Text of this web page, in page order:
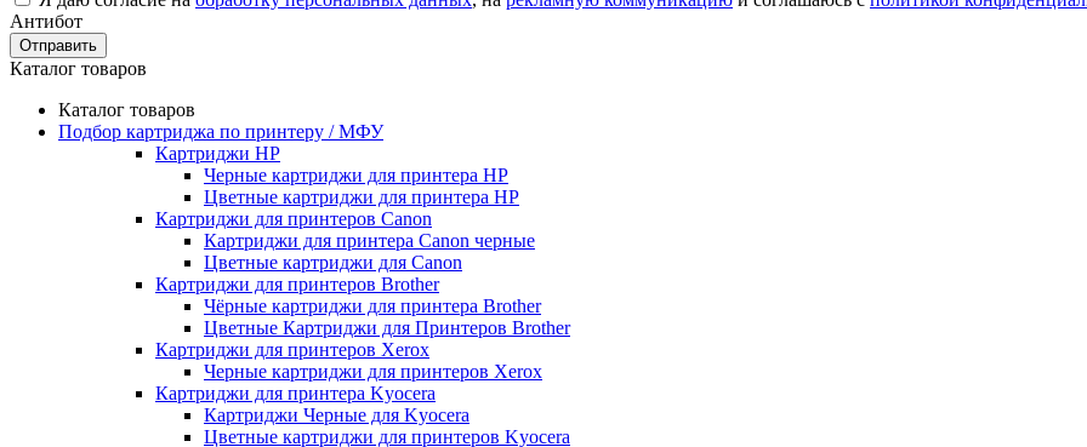
Антибот
Отправить
Каталог товаров
Каталог товаров
Подбор картриджа по принтеру / МФУ
Картриджи HP
Черные картриджи для принтера HP
Цветные картриджи для принтера HP
Картриджи для принтеров Сanon
Картриджи для принтера Сanon черные
Цветные картриджи для Сanon
Картриджи для принтеров Brother
Чёрные картриджи для принтера Brother
Цветные Картриджи для Принтеров Brother
Картриджи для принтеров Xerox
Черные картриджи для принтеров Xerox
Картриджи для принтера Kyocera
Картриджи Черные для Kyocera
Цветные картриджи для принтеров Kyocera